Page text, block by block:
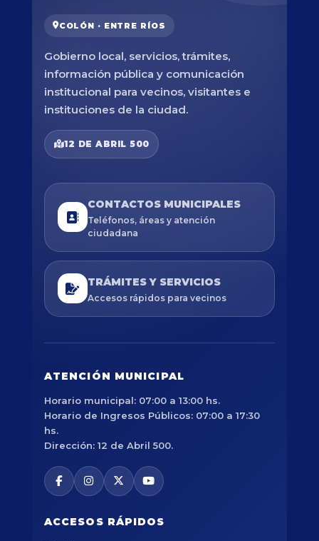
COLÓN · ENTRE RÍOS
Gobierno local, servicios, trámites,
información pública y comunicación
institucional para vecinos, visitantes e
instituciones de la ciudad.
12 DE ABRIL 500
CONTACTOS MUNICIPALES
Teléfonos, áreas y atención
ciudadana
TRÁMITES Y SERVICIOS
Accesos rápidos para vecinos
ATENCIÓN MUNICIPAL
Horario municipal: 07:00 a 13:00 hs.
Horario de Ingresos Públicos: 07:00 a 17:30
hs.
Dirección: 12 de Abril 500.
ACCESOS RÁPIDOS